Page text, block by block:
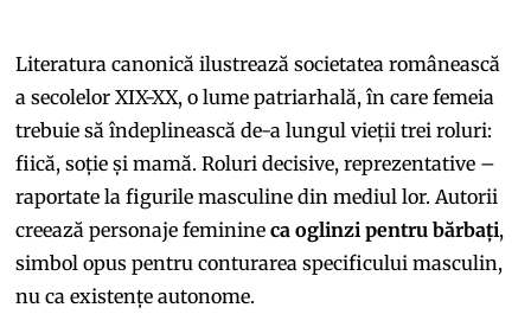
Literatura canonică ilustrează societatea românească
a secolelor XIX-XX, o lume patriarhală, în care femeia
trebuie să îndeplinească de-a lungul vieții trei roluri:
fiică, soție și mamă. Roluri decisive, reprezentative –
raportate la figurile masculine din mediul lor. Autorii
creează personaje feminineca oglinzi pentru bărbați,
simbol opus pentru conturarea specificului masculin,
nu ca existențe autonome.